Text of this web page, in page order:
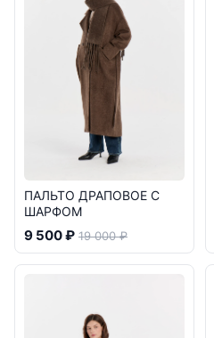
ПАЛЬТО ДРАПОВОЕ С
ШАРФОМ
9 500 ₽ 19 000 ₽